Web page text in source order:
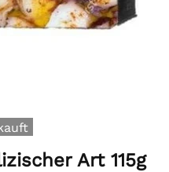
Art 115g